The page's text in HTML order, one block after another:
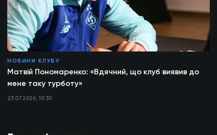
НОВИНИ КЛУБУ
Матвій Пономаренко: «Вдячний, що клуб виявив до
мене таку турботу»
23.07.2026, 10:30